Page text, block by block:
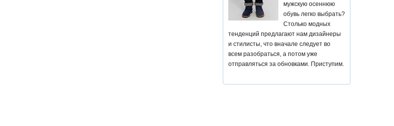
мужскую осеннюю
обувь легко выбрать?
Столько модных
тенденций предлагают нам дизайнеры
и стилисты, что вначале следует во
всем разобраться, а потом уже
отправляться за обновками. Приступим.